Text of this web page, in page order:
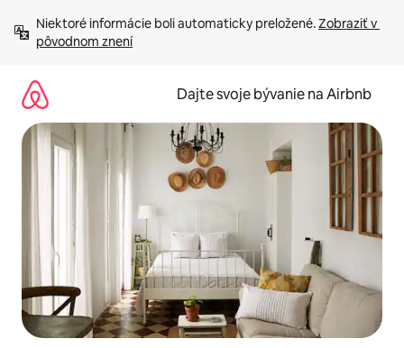
obsah.
Niektoré informácie boli automaticky preložené. Zobraziť v
pôvodnom znení
Dajte svoje bývanie na Airbnb